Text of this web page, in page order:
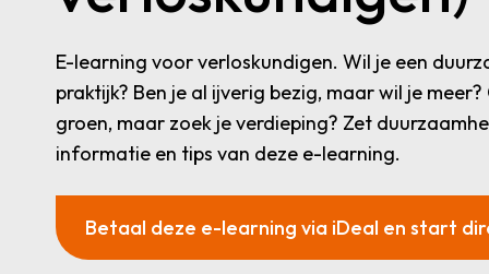
E-learning voor verloskundigen. Wil je een
praktijk? Ben je al ijverig bezig, maar wil je
groen, maar zoek je verdieping? Zet
informatie en tips van deze e-learning.
Betaal deze e-learning via iDeal en start